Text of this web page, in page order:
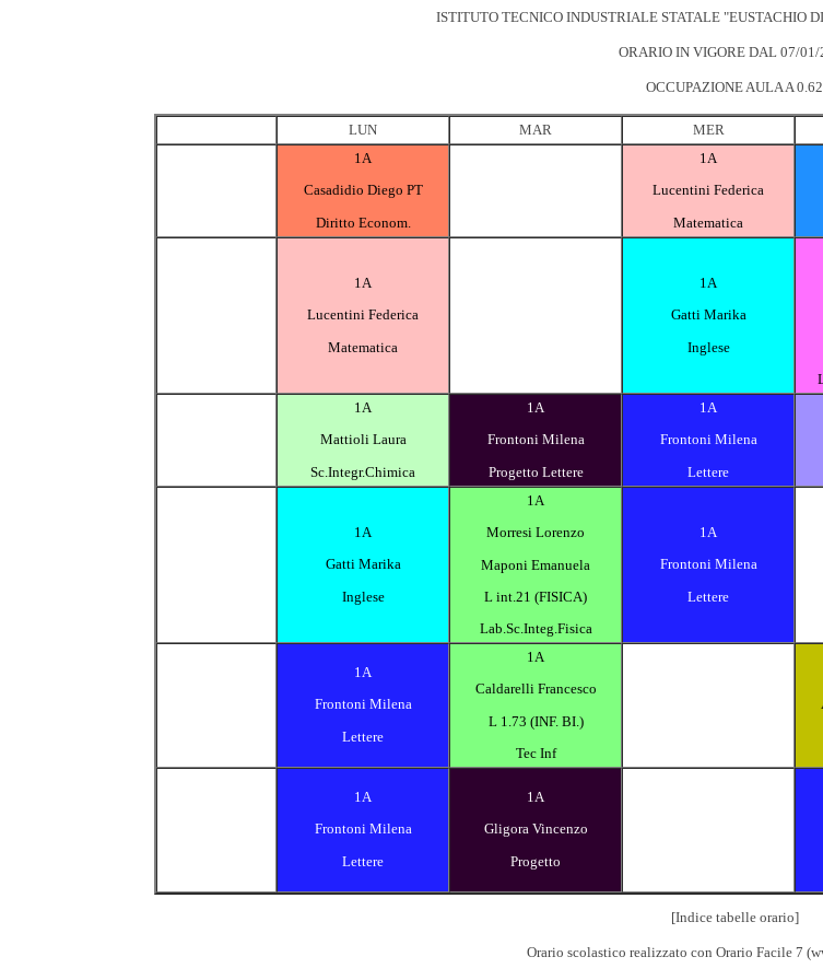
ISTITUTO TECNICO INDUSTRIALE STATALE "EUSTACHIO
ORARIO IN VIGORE DAL 07/01/
OCCUPAZIONE AULA A 0.62
LUN MAR MER
1A
Casadidio Diego PT
Diritto Econom.
1A
Lucentini Federica
Matematica
1A
Lucentini Federica
Matematica
1A
Gatti Marika
Inglese
1A
Mattioli Laura
Sc.Integr.Chimica
1A
Frontoni Milena
Progetto Lettere
1A
Frontoni Milena
Lettere
1A
Gatti Marika
Inglese
1A
Morresi Lorenzo
Maponi Emanuela
L int.21 (FISICA)
Lab.Sc.Integ.Fisica
1A
Frontoni Milena
Lettere
1A
Frontoni Milena
Lettere
1A
Caldarelli Francesco
L 1.73 (INF. BI.)
Tec Inf
1A
Frontoni Milena
Lettere
1A
Gligora Vincenzo
Progetto
[Indice tabelle orario]
Orario scolastico realizzato con Orario Facile 7 (